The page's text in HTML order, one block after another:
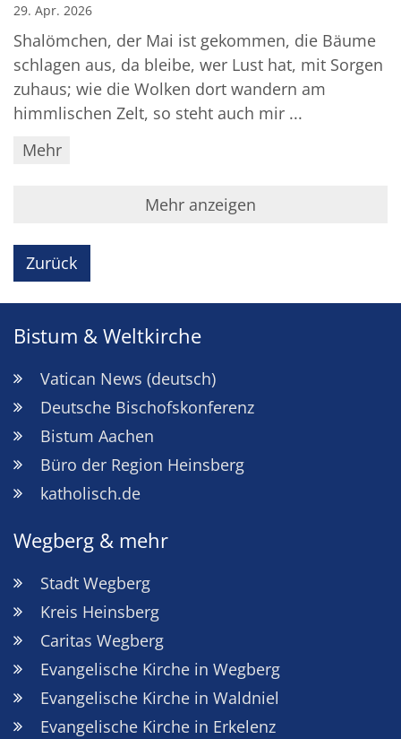
29. Apr. 2026
Shalömchen, der Mai ist gekommen, die Bäume
schlagen aus, da bleibe, wer Lust hat, mit Sorgen
zuhaus; wie die Wolken dort wandern am
himmlischen Zelt, so steht auch mir ...
Mehr
Mehr anzeigen
Zurück
Bistum & Weltkirche
Vatican News (deutsch)
Deutsche Bischofskonferenz
Bistum Aachen
Büro der Region Heinsberg
katholisch.de
Wegberg & mehr
Stadt Wegberg
Kreis Heinsberg
Caritas Wegberg
Evangelische Kirche in Wegberg
Evangelische Kirche in Waldniel
Evangelische Kirche in Erkelenz